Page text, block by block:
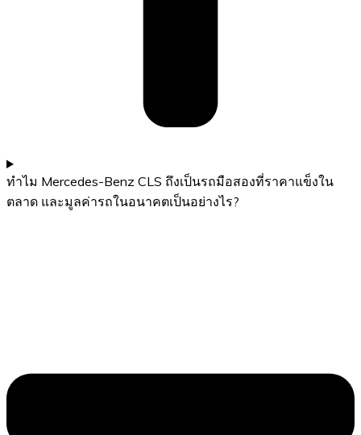
ทำไม Mercedes-Benz CLS ถึงเป็นรถมือสองที่ราคาแข็งใน
ตลาด และมูลค่ารถในอนาคตเป็นอย่างไร?